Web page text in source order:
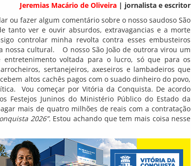
Jeremias Macário de Oliveira | jornalista e escritor
ou fazer algum comentário sobre o nosso saudoso São
tanto ver e ouvir absurdos, extravagancias e a morte
controlar minha revolta contra esses embusteiros
nossa cultural. O nosso São João de outrora virou um
voltada para o lucro, só que para os
sertanejeiros, axeseiros e lambadeiros que
altos cachês pagos com o suado dinheiro do povo,
Vou começar por Vitória da Conquista. De acordo
Festejos Juninos do Ministério Público do Estado da
mais de quatro milhões de reais com a contratação
2026”. Estou achando que tem mais coisa nesse